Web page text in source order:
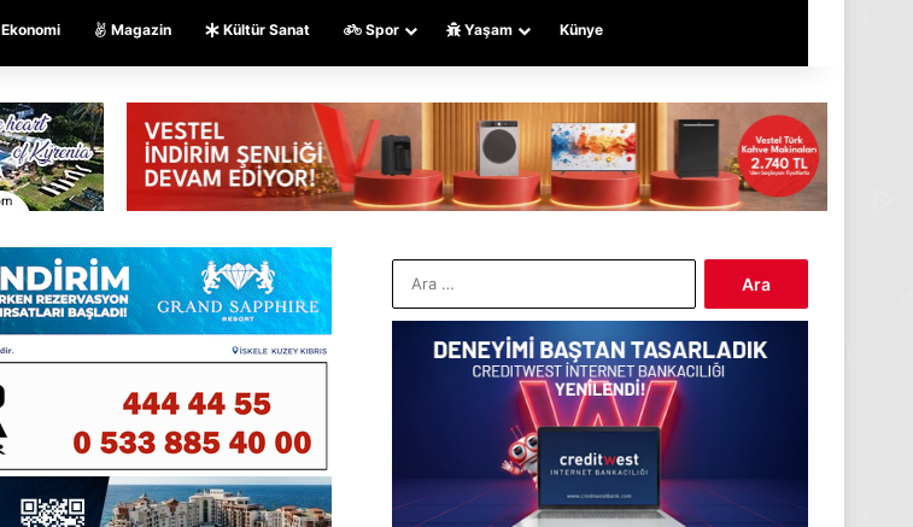
Ekonomi Magazin Kültür Sanat Spor Yaşam Künye